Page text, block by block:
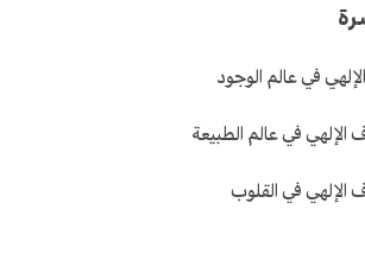
في عالم الوجود
الإلهي في عالم الطبيعة
الإلهي في القلوب